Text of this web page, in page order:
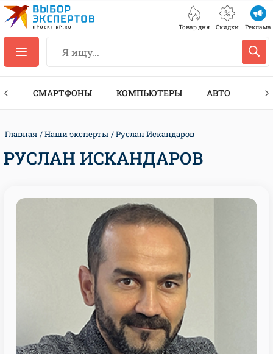
Товар дня Скидки Реклама
СМАРТФОНЫ КОМПЬЮТЕРЫ АВТО
Главная Наши эксперты Руслан Искандаров
РУСЛАН ИСКАНДАРОВ